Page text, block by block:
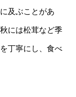
及ぶことがあ
には松茸など季
丁寧にし、食べ